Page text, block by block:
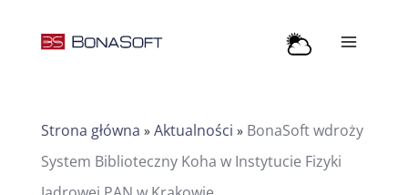
Strona główna » Aktualności » BonaSoft wdroży
System Biblioteczny Koha w Instytucie Fizyki